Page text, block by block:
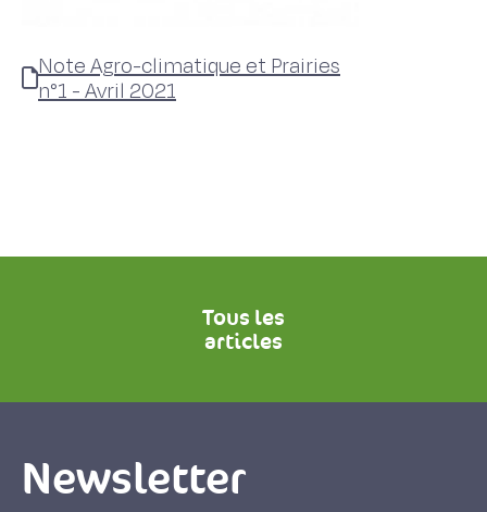
Note Agro-climatique et Prairies
n°1 - Avril 2021
Tous les
articles
Newsletter